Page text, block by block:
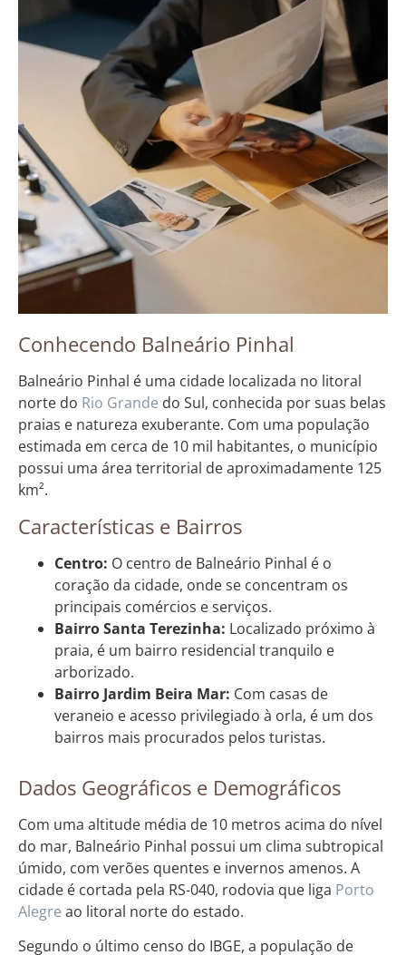
Conhecendo Balneário Pinhal
Balneário Pinhal é uma cidade localizada no litoral
norte do Rio Grande do Sul, conhecida por suas belas
praias e natureza exuberante. Com uma população
estimada em cerca de 10 mil habitantes, o município
possui uma área territorial de aproximadamente 125
km².
Características e Bairros
Centro: O centro de Balneário Pinhal é o
coração da cidade, onde se concentram os
principais comércios e serviços.
Bairro Santa Terezinha: Localizado próximo à
praia, é um bairro residencial tranquilo e
arborizado.
Bairro Jardim Beira Mar: Com casas de
veraneio e acesso privilegiado à orla, é um dos
bairros mais procurados pelos turistas.
Dados Geográficos e Demográficos
Com uma altitude média de 10 metros acima do nível
do mar, Balneário Pinhal possui um clima subtropical
úmido, com verões quentes e invernos amenos. A
cidade é cortada pela RS-040, rodovia que liga Porto
Alegre ao litoral norte do estado.
Segundo o último censo do IBGE, a população de